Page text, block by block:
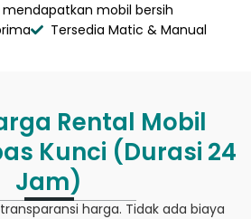
mobil bersih
Tersedia Matic & Manual
Rental Mobil
Kunci (Durasi 24
Jam)
harga. Tidak ada biaya